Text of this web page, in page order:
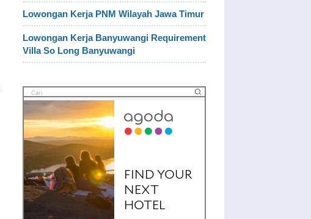
Lowongan Kerja PNM Wilayah Jawa Timur
Lowongan Kerja Banyuwangi Requirement
Villa So Long Banyuwangi